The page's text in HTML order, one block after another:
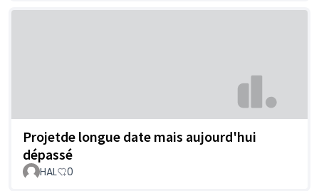
Projetde longue date mais aujourd'hui
dépassé
HAL 0